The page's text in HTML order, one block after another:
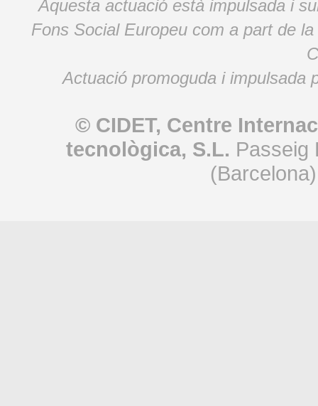
Aquesta actuació està impulsada i
Fons Social Europeu com a part de
Actuació promoguda i impulsada
© CIDET, Centre
tecnològica, S.L. Passeig